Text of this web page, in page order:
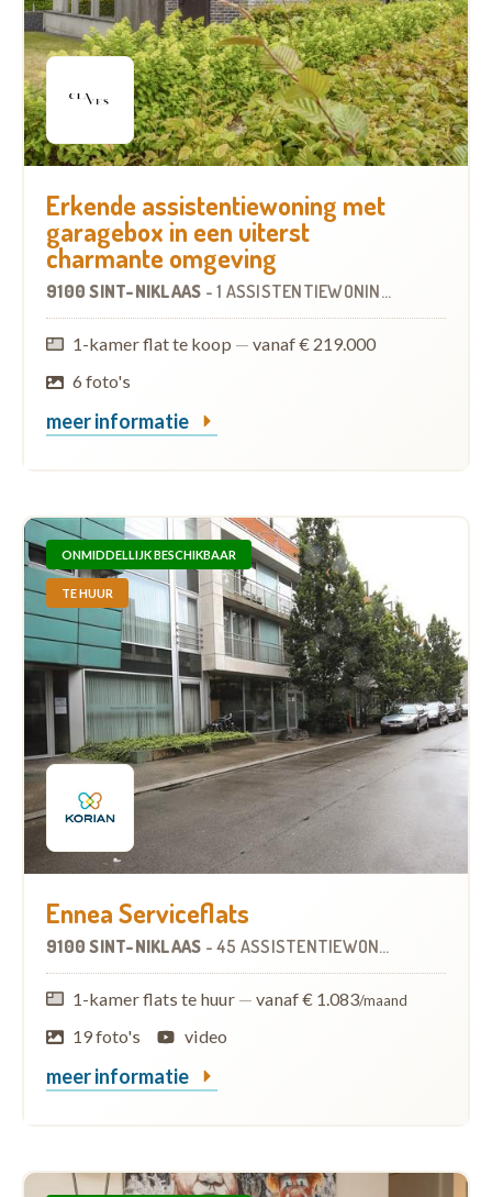
Erkende assistentiewoning met
garagebox in een uiterst
charmante omgeving
9100 SINT-NIKLAAS - 1 ASSISTENTIEWONING
1-kamer flat te koop — vanaf € 219.000
6 foto's
meer informatie
ONMIDDELLIJK BESCHIKBAAR
TE HUUR
Ennea Serviceflats
9100 SINT-NIKLAAS - 45 ASSISTENTIEWONINGEN
1-kamer flats te huur — vanaf € 1.083/maand
19 foto's video
meer informatie